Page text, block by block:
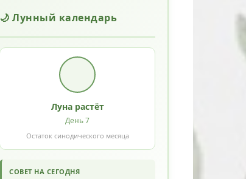
🌙 Лунный календарь
Луна растёт
День 7
Остаток синодического месяца
СОВЕТ НА СЕГОДНЯ